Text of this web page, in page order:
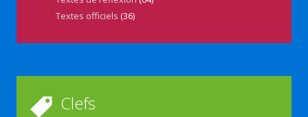
Textes officiels (36)
Clefs